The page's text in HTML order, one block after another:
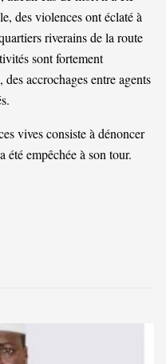
des violences ont éclaté à
riverains de la route
sont fortement
accrochages entre agents
vives consiste à dénoncer
empêchée à son tour.